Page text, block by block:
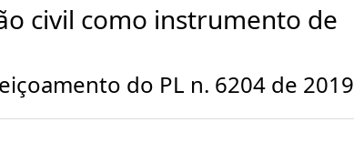
civil como instrumento de
do PL n. 6204 de 2019